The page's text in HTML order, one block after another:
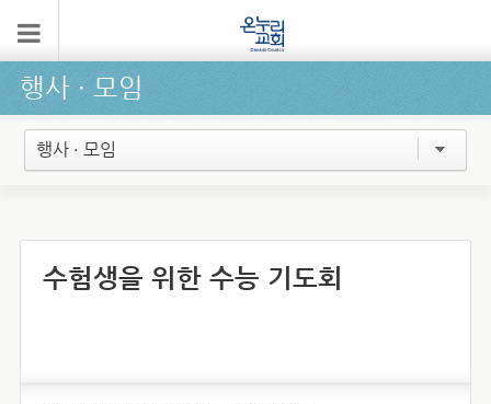
행사 ∙ 모임
행사 · 모임
수험생을 위한 수능 기도회